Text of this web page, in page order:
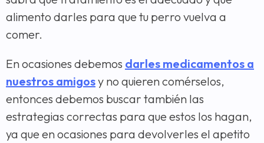
alimento darles para que tu perro vuelva a
comer.
En ocasiones debemos darles medicamentos a
nuestros amigosy no quieren comérselos,
entonces debemos buscar también las
estrategias correctas para que estos los hagan,
ya que en ocasiones para devolverles el apetito